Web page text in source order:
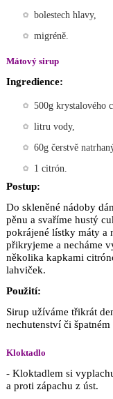
bolestech hlavy,
migréně.
Mátový sirup
Ingredience:
500g krystalového
litru vody,
60g čerstvě
1 citrón.
Postup:
Do skleněné nádoby
pěnu a svaříme hustý
pokrájené lístky máty a
přikryjeme a necháme
několika kapkami
lahviček.
Použití:
Sirup užíváme třikrát
nechutenství či špatném
Kloktadlo
- Kloktadlem si
a proti zápachu z úst.